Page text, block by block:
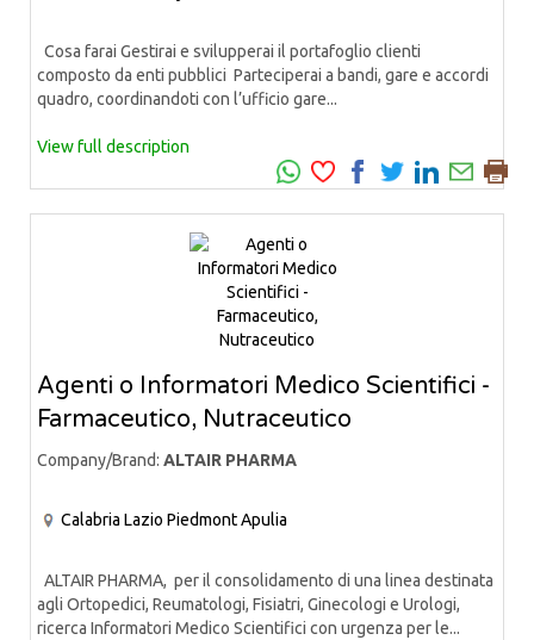
Cosa farai Gestirai e svilupperai il portafoglio clienti
composto da enti pubblici Parteciperai a bandi, gare e accordi
quadro, coordinandoti con l’ufficio gare...
View full description
Agenti o Informatori Medico Scientifici -
Farmaceutico, Nutraceutico
Company/Brand: ALTAIR PHARMA
Calabria Lazio PiedmontApulia
ALTAIR PHARMA, per il consolidamento di una linea destinata
agli Ortopedici, Reumatologi, Fisiatri, Ginecologi e Urologi,
ricerca Informatori Medico Scientifici con urgenza per le...